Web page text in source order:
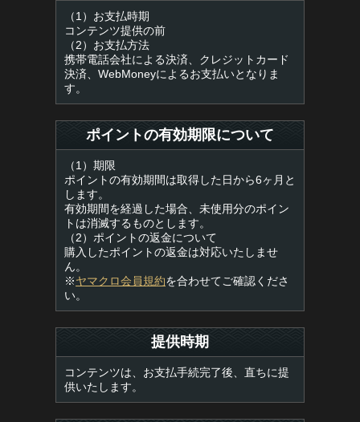
（1）お支払時期
コンテンツ提供の前
（2）お支払方法
携帯電話会社による決済、クレジットカード
決済、WebMoneyによるお支払いとなりま
す。
ポイントの有効期限について
（1）期限
ポイントの有効期間は取得した日から6ヶ月と
します。
有効期間を経過した場合、未使用分のポイン
トは消滅するものとします。
（2）ポイントの返金について
購入したポイントの返金は対応いたしませ
ん。
※ヤマクロ会員規約を合わせてご確認くださ
い。
提供時期
コンテンツは、お支払手続完了後、直ちに提
供いたします。